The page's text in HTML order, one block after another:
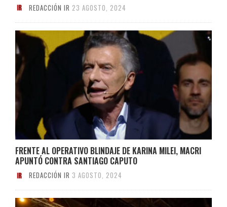
REDACCIÓN IR 23 AGOSTO, 2024
FRENTE AL OPERATIVO BLINDAJE DE KARINA MILEI, MACRI
APUNTÓ CONTRA SANTIAGO CAPUTO
REDACCIÓN IR 3 AGOSTO, 2024